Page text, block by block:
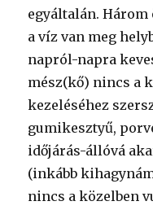
egyáltalán. Három
a víz van meg
napról-napra
mész(kő) nincs a
kezeléséhez
gumikesztyű,
időjárás-állóvá
(inkább
nincs a közelben